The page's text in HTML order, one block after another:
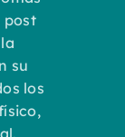
post
su
los